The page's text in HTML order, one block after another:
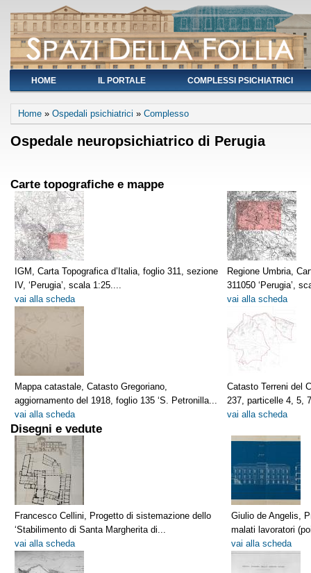
HOME IL PORTALE COMPLESSI PSICHIATRICI
You are here
Home » Ospedali psichiatrici » Complesso
Ospedale neuropsichiatrico di Perugia
Carte topografiche e mappe
IGM, Carta Topografica d’Italia, foglio 311, sezione
IV, ‘Perugia’, scala 1:25....
vai alla scheda
Regione Umbria,
311050 ‘Perugia’,
vai alla scheda
Mappa catastale, Catasto Gregoriano,
aggiornamento del 1918, foglio 135 ‘S. Petronilla...
vai alla scheda
Catasto Terreni del
237, particelle 4, 5,
vai alla scheda
Disegni e vedute
Francesco Cellini, Progetto di sistemazione dello
‘Stabilimento di Santa Margherita di...
vai alla scheda
Giulio de Angelis,
malati lavoratori
vai alla scheda